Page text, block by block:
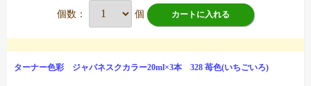
個数： 個 カートに入れる
ターナー色彩 ジャパネスクカラー20ml×3本 328 苺色(いちごいろ)